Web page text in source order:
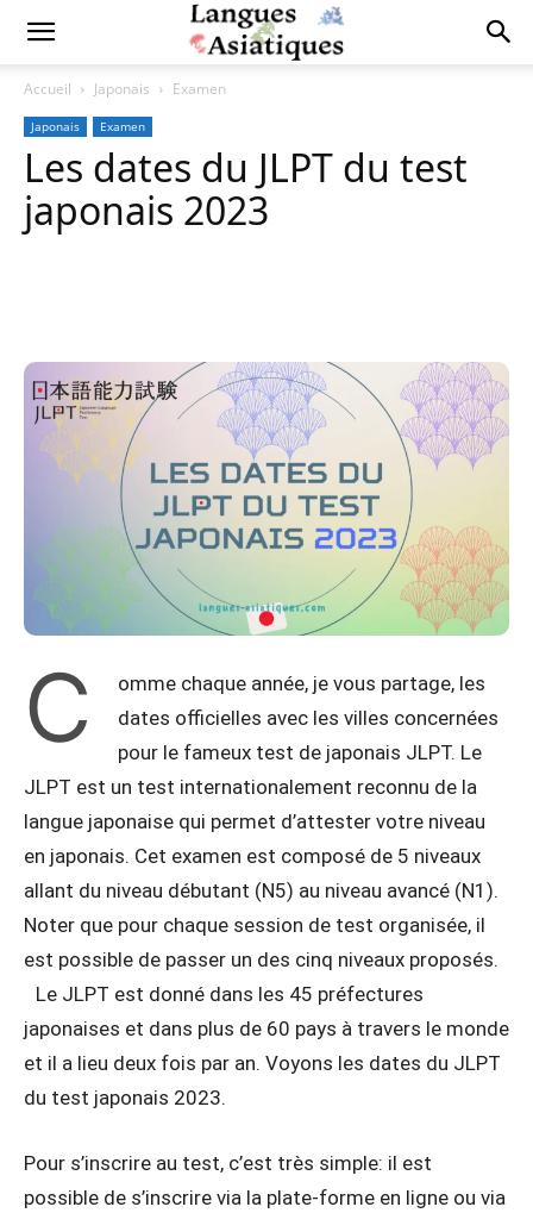
Accueil Japonais Examen
Japonais Examen
Les dates du JLPT du test
japonais 2023
C
omme chaque année, je vous partage, les
dates officielles avec les villes concernées
pour le fameux test de japonais JLPT. Le
JLPT est un test internationalement reconnu de la
langue japonaise qui permet d’attester votre niveau
en japonais. Cet examen est composé de 5 niveaux
allant du niveau débutant (N5) au niveau avancé (N1).
Noter que pour chaque session de test organisée, il
est possible de passer un des cinq niveaux proposés.
Le JLPT est donné dans les 45 préfectures
japonaises et dans plus de 60 pays à travers le monde
et il a lieu deux fois par an. Voyons les dates du JLPT
du test japonais 2023.
Pour s’inscrire au test, c’est très simple: il est
possible de s’inscrire via la plate-forme en ligne ou via